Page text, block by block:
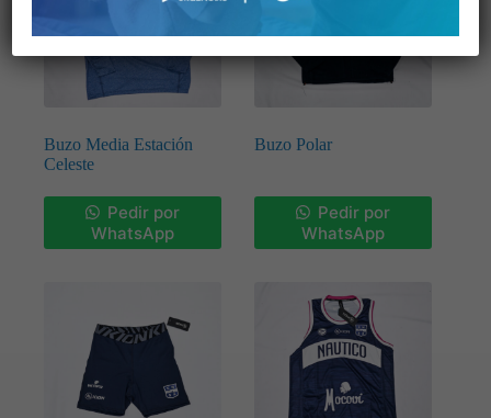
Buzo Media Estación
Celeste
Pedir por
WhatsApp
Buzo Polar
Pedir por
WhatsApp